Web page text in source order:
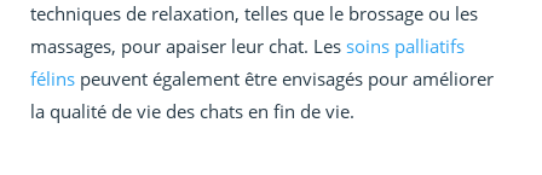
techniques de relaxation, telles que le brossage ou les
massages, pour apaiser leur chat. Les soins palliatifs
félins peuvent également être envisagés pour améliorer
la qualité de vie des chats en fin de vie.